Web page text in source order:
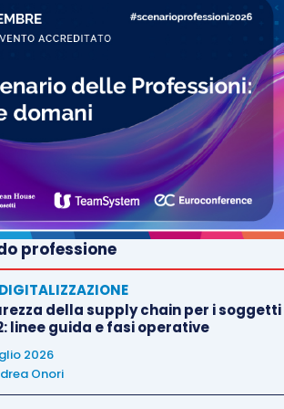
professione
della supply chain per i soggetti
linee guida e fasi operative
2026
Onori